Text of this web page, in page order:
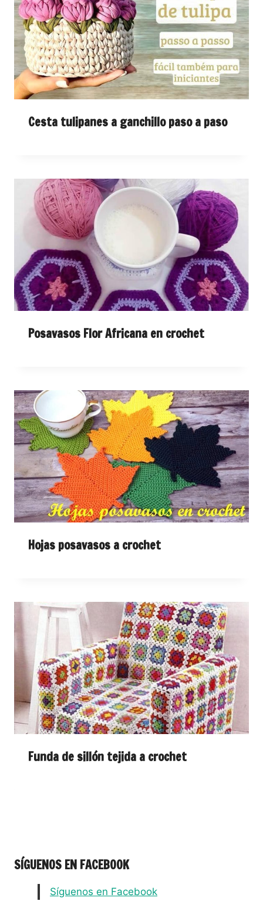
Cesta tulipanes a ganchillo paso a paso
Posavasos Flor Africana en crochet
Hojas posavasos a crochet
Funda de sillón tejida a crochet
SÍGUENOS EN FACEBOOK
Síguenos en Facebook